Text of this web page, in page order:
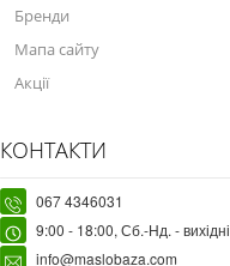
Бренди
Мапа сайту
Акції
КОНТАКТИ
067 4346031
9:00 - 18:00, Сб.-Нд. - вихідні
info@maslobaza.com